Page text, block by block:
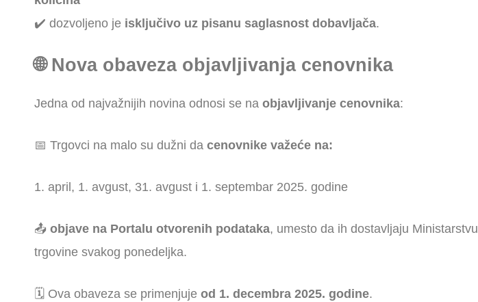
✔️ dozvoljeno je isključivo uz pisanu saglasnost dobavljača.
🌐 Nova obaveza objavljivanja cenovnika
Jedna od najvažnijih novina odnosi se na objavljivanje cenovnika:
📅 Trgovci na malo su dužni da cenovnike važeće na:
1. april, 1. avgust, 31. avgust i 1. septembar 2025. godine
📤 objave na Portalu otvorenih podataka, umesto da ih dostavljaju Ministarstvu
trgovine svakog ponedeljka.
🗓️ Ova obaveza se primenjuje od 1. decembra 2025. godine.